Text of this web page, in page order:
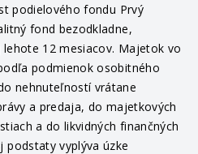
podielového fondu Prvý
fond bezodkladne,
12 mesiacov. Majetok vo
podmienok osobitného
nehnuteľností vrátane
a predaja, do majetkových
a do likvidných finančných
podstaty vyplýva úzke